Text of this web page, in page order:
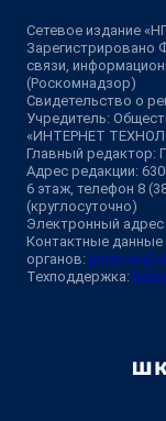
Сетевое издание
Зарегистрировано
связи,
(Роскомнадзор)
Свидетельство о
Учредитель:
«ИНТЕРНЕТ
Главный редактор:
Адрес редакции:
6 этаж, телефон 8
(круглосуточно)
Электронный адрес
Контактные данные
органов:
Техподдержка: